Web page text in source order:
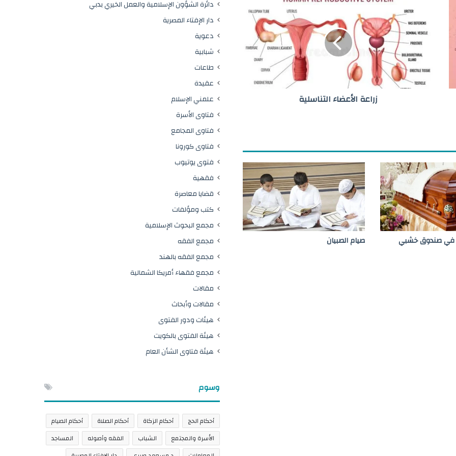
ت
ن
ا
س
ل
ي
ة
زراعة الأعضاء التناسلية
في صندوق خشبي صيام الصبيان
دائرة الشؤون الإسلامية والعمل الخيري بدبي
دار الإفتاء المصرية
دعوية
شبابية
طاعات
عقيدة
علمني الإسلام
فتاوى الأسرة
فتاوى المجامع
فتاوى كورونا
فتوى يوتيوب
فقهية
قضايا معاصرة
كتب ومؤلفات
مجمع البحوث الإسلامية
مجمع الفقه
مجمع الفقه بالهند
مجمع فقهاء أمريكا الشمالية
مقالات
مقالات وأبحاث
هيئات ودور الفتوى
هيئة الفتوى بالكويت
هيئة فتاوى الشأن العام
وسوم
أحكام الحج أحكام الزكاة أحكام الصلاة
أحكام الصيام
الأسرة والمجتمع
الشباب الفقه وأصوله
المساجد